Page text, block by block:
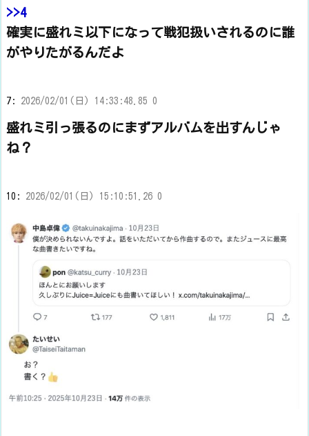
>>4
確実に盛れミ以下になって戦犯扱いされるのに誰
がやりたがるんだよ
7: 2026/02/01(日) 14:33:48.85 0
盛れミ引っ張るのにまずアルバムを出すんじゃ
ね？
10: 2026/02/01(日) 15:10:51.26 0